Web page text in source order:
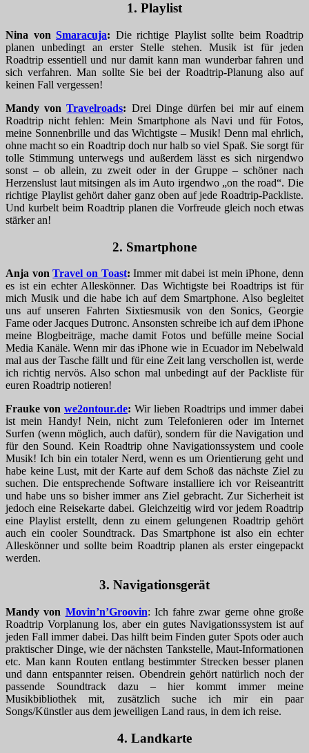
1. Playlist
Nina von Smaracuja: Die richtige Playlist sollte beim Roadtrip
planen unbedingt an erster Stelle stehen. Musik ist für jeden
Roadtrip essentiell und nur damit kann man wunderbar fahren und
sich verfahren. Man sollte Sie bei der Roadtrip-Planung also auf
keinen Fall vergessen!
Mandy vonTravelroads: Drei Dinge dürfen bei mir auf einem
Roadtrip nicht fehlen: Mein Smartphone als Navi und für Fotos,
meine Sonnenbrille und das Wichtigste – Musik! Denn mal ehrlich,
ohne macht so ein Roadtrip doch nur halb so viel Spaß. Sie sorgt für
tolle Stimmung unterwegs und außerdem lässt es sich nirgendwo
sonst – ob allein, zu zweit oder in der Gruppe – schöner nach
Herzenslust laut mitsingen als im Auto irgendwo „on the road“. Die
richtige Playlist gehört daher ganz oben auf jede Roadtrip-Packliste.
Und kurbelt beim Roadtrip planen die Vorfreude gleich noch etwas
stärker an!
2. Smartphone
Anja vonTravel on Toast: Immer mit dabei ist mein iPhone, denn
es ist ein echter Alleskönner. Das Wichtigste bei Roadtrips ist für
mich Musik und die habe ich auf dem Smartphone. Also begleitet
uns auf unseren Fahrten Sixtiesmusik von den Sonics, Georgie
Fame oder Jacques Dutronc. Ansonsten schreibe ich auf dem iPhone
meine Blogbeiträge, mache damit Fotos und befülle meine Social
Media Kanäle. Wenn mir das iPhone wie in Ecuador im Nebelwald
mal aus der Tasche fällt und für eine Zeit lang verschollen ist, werde
ich richtig nervös. Also schon mal unbedingt auf der Packliste für
euren Roadtrip notieren!
Frauke von we2ontour.de: Wir lieben Roadtrips und immer dabei
ist mein Handy! Nein, nicht zum Telefonieren oder im Internet
Surfen (wenn möglich, auch dafür), sondern für die Navigation und
für den Sound. Kein Roadtrip ohne Navigationssystem und coole
Musik! Ich bin ein totaler Nerd, wenn es um Orientierung geht und
habe keine Lust, mit der Karte auf dem Schoß das nächste Ziel zu
suchen. Die entsprechende Software installiere ich vor Reiseantritt
und habe uns so bisher immer ans Ziel gebracht. Zur Sicherheit ist
jedoch eine Reisekarte dabei. Gleichzeitig wird vor jedem Roadtrip
eine Playlist erstellt, denn zu einem gelungenen Roadtrip gehört
auch ein cooler Soundtrack. Das Smartphone ist also ein echter
Alleskönner und sollte beim Roadtrip planen als erster eingepackt
werden.
3. Navigationsgerät
Mandy von Movin’n’Groovin: Ich fahre zwar gerne ohne große
Roadtrip Vorplanung los, aber ein gutes Navigationssystem ist auf
jeden Fall immer dabei. Das hilft beim Finden guter Spots oder auch
praktischer Dinge, wie der nächsten Tankstelle, Maut-Informationen
etc. Man kann Routen entlang bestimmter Strecken besser planen
und dann entspannter reisen. Obendrein gehört natürlich noch der
passende Soundtrack dazu – hier kommt immer meine
Musikbibliothek mit, zusätzlich suche ich mir ein paar
Songs/Künstler aus dem jeweiligen Land raus, in dem ich reise.
4. Landkarte